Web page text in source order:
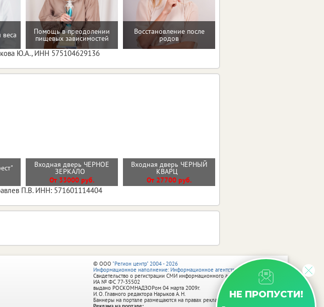
Помощь в преодолении
пищевых зависимостей
Восстановление после
родов
Ю.А., ИНН 575104629136
Входная дверь ЧЕРНОЕ
ЗЕРКАЛО
От 33000 руб.
Входная дверь ЧЕРНЫЙ
КВАРЦ
От 27700 руб.
П.В. ИНН: 571601114404
НЕ ПРОПУСТИ!
© ООО "Регион центр" 2004 - 2026
Информационное наполнение: Информационное агентство vRossii.ru
Свидетельство о регистрации СМИ информационного агентства vRossii.ru
ИА № ФС 77‑35502
выдано РОСКОМНАДЗОРом 04 марта 2009г.
И. О. Главного редактора Нарыков А. Н.
Баннеры на портале размещаются на правах рекламы.